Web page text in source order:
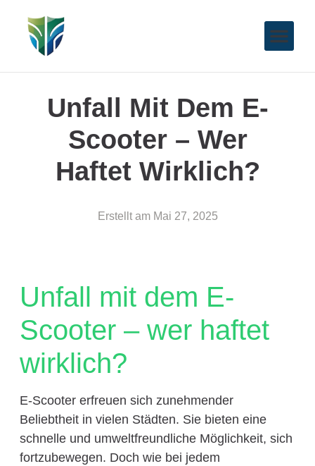
Unfall Mit Dem E-
Scooter – Wer
Haftet Wirklich?
Erstellt am Mai 27, 2025
Unfall mit dem E-
Scooter – wer haftet
wirklich?
E-Scooter erfreuen sich zunehmender
Beliebtheit in vielen Städten. Sie bieten eine
schnelle und umweltfreundliche Möglichkeit, sich
fortzubewegen. Doch wie bei jedem